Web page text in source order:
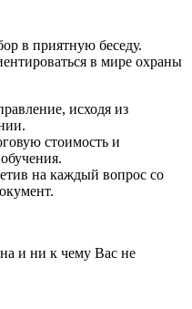
в приятную беседу.
в мире охраны
исходя из
стоимость и
на каждый вопрос со
и ни к чему Вас не